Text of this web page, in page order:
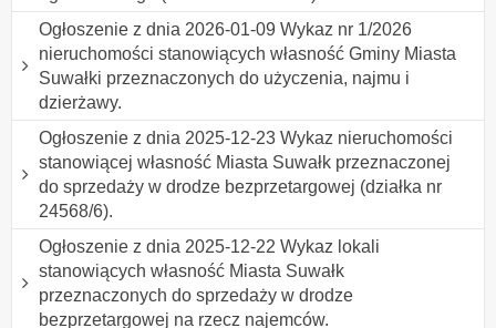
Ogłoszenie z dnia 2026-01-09 Wykaz nr 1/2026
nieruchomości stanowiących własność Gminy Miasta
Suwałki przeznaczonych do użyczenia, najmu i
dzierżawy.
Ogłoszenie z dnia 2025-12-23 Wykaz nieruchomości
stanowiącej własność Miasta Suwałk przeznaczonej
do sprzedaży w drodze bezprzetargowej (działka nr
24568/6).
Ogłoszenie z dnia 2025-12-22 Wykaz lokali
stanowiących własność Miasta Suwałk
przeznaczonych do sprzedaży w drodze
bezprzetargowej na rzecz najemców.